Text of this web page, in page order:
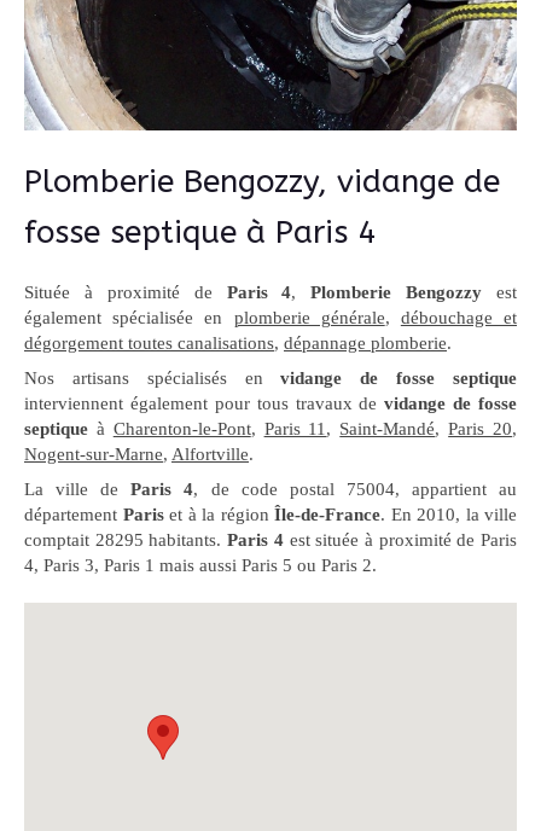
Plomberie Bengozzy, vidange de
fosse septique à Paris 4
Située à proximité de Paris 4,Plomberie Bengozzy est
également spécialisée en plomberie générale, débouchage et
dégorgement toutes canalisations, dépannage plomberie.
Nos artisans spécialisés envidange de fosse septique
interviennent également pour tous travaux devidange de fosse
septique à Charenton-le-Pont, Paris 11 , Saint-Mandé,Paris 20,
Nogent-sur-Marne, Alfortville.
La ville deParis 4, de code postal 75004, appartient au
département Pariset à la région Île-de-France. En 2010, la ville
comptait 28295 habitants.Paris 4est située à proximité de Paris
4, Paris 3, Paris 1 mais aussi Paris 5 ou Paris 2.